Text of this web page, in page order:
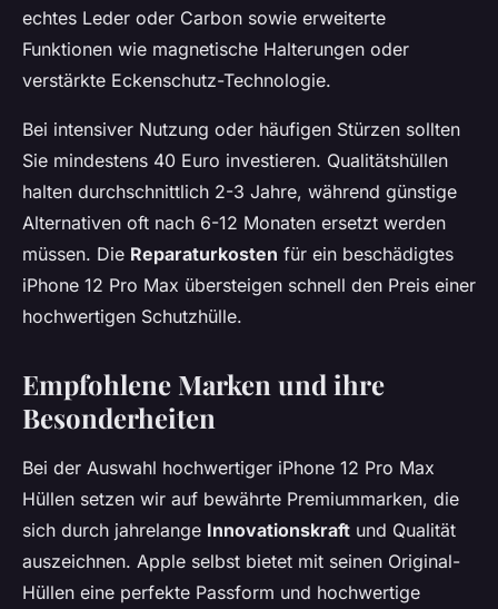
echtes Leder oder Carbon sowie erweiterte
Funktionen wie magnetische Halterungen oder
verstärkte Eckenschutz-Technologie.
Bei intensiver Nutzung oder häufigen Stürzen sollten
Sie mindestens 40 Euro investieren. Qualitätshüllen
halten durchschnittlich 2-3 Jahre, während günstige
Alternativen oft nach 6-12 Monaten ersetzt werden
müssen. Die Reparaturkosten für ein beschädigtes
iPhone 12 Pro Max übersteigen schnell den Preis einer
hochwertigen Schutzhülle.
Empfohlene Marken und ihre
Besonderheiten
Bei der Auswahl hochwertiger iPhone 12 Pro Max
Hüllen setzen wir auf bewährte Premiummarken, die
sich durch jahrelange Innovationskraft und Qualität
auszeichnen. Apple selbst bietet mit seinen Original-
Hüllen eine perfekte Passform und hochwertige